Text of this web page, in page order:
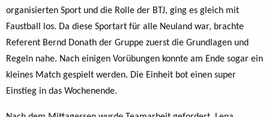
organisierten Sport und die Rolle der BTJ, ging es gleich mit
Faustball los. Da diese Sportart für alle Neuland war, brachte
Referent Bernd Donath der Gruppe zuerst die Grundlagen und
Regeln nahe. Nach einigen Vorübungen konnte am Ende sogar ein
kleines Match gespielt werden. Die Einheit bot einen super
Einstieg in das Wochenende.